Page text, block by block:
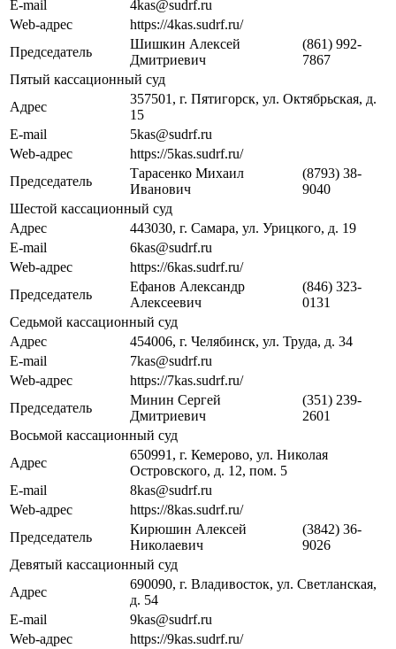
E-mail
4kas@sudrf.ru
Web-адрес
https://4kas.sudrf.ru/
Председатель
Шишкин Алексей
Дмитриевич
(861) 992-
7867
Пятый кассационный суд
Адрес
357501, г. Пятигорск, ул. Октябрьская, д.
15
E-mail
5kas@sudrf.ru
Web-адрес
https://5kas.sudrf.ru/
Председатель
Тарасенко Михаил
Иванович
(8793) 38-
9040
Шестой кассационный суд
Адрес
443030, г. Самара, ул. Урицкого, д. 19
E-mail
6kas@sudrf.ru
Web-адрес
https://6kas.sudrf.ru/
Председатель
Ефанов Александр
Алексеевич
(846) 323-
0131
Седьмой кассационный суд
Адрес
454006, г. Челябинск, ул. Труда, д. 34
E-mail
7kas@sudrf.ru
Web-адрес
https://7kas.sudrf.ru/
Председатель
Минин Сергей
Дмитриевич
(351) 239-
2601
Восьмой кассационный суд
Адрес
650991, г. Кемерово, ул. Николая
Островского, д. 12, пом. 5
E-mail
8kas@sudrf.ru
Web-адрес
https://8kas.sudrf.ru/
Председатель
Кирюшин Алексей
Николаевич
(3842) 36-
9026
Девятый кассационный суд
Адрес
690090, г. Владивосток, ул. Светланская,
д. 54
E-mail
9kas@sudrf.ru
Web-адрес
https://9kas.sudrf.ru/